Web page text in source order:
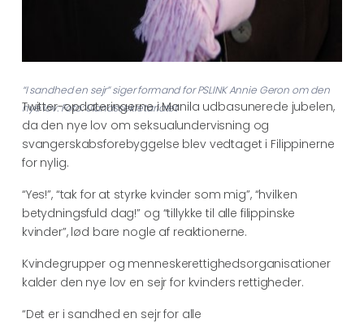
“I sandhed en sejr” siger formand for PSLINK Annie Geron om den
nye lov. Foto: Ulandssekretariatet
Twitter-opdateringerne i Manila udbasunerede jubelen,
da den nye lov om seksualundervisning og
svangerskabsforebyggelse blev vedtaget i Filippinerne
for nylig.
“Yes!”, “tak for at styrke kvinder som mig”, “hvilken
betydningsfuld dag!” og “tillykke til alle filippinske
kvinder”, lød bare nogle af reaktionerne.
Kvindegrupper og menneskerettighedsorganisationer
kalder den nye lov en sejr for kvinders rettigheder.
“Det er i sandhed en sejr for alle